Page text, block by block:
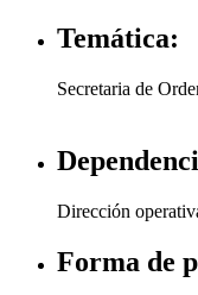
Temática:
​Secretaria de
​Dirección
Forma de